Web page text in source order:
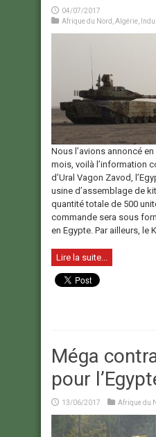
04/07/2017
Afrique du Nord Algérie
Nous l’avions annoncé
mois, voilà l’information
d’Ural Vagon Zavod,
usine d’assemblage de
quantité totale de 500
commande sera sous
en Egypte. Par ailleurs, le
Lire la suite...
Méga
pour
13/06/2017 Afrique du